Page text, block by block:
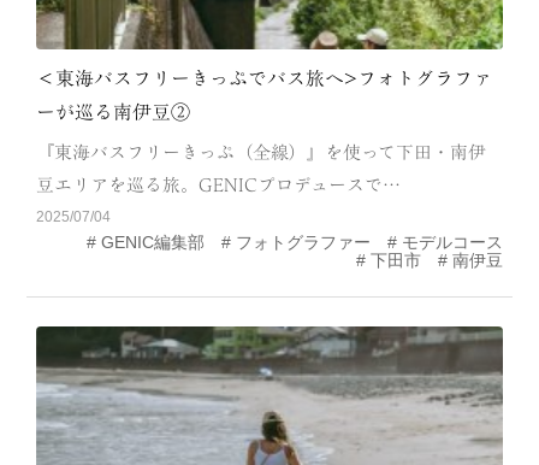
＜東海バスフリーきっぷでバス旅へ>フォトグラファ
ーが巡る南伊豆②
『東海バスフリーきっぷ（全線）』を使って下田・南伊
豆エリアを巡る旅。GENICプロデュースで…
2025/07/04
GENIC編集部 フォトグラファー
モデルコース
下田市
南伊豆